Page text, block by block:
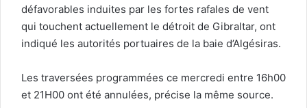
défavorables induites par les fortes rafales de vent
qui touchent actuellement le détroit de Gibraltar, ont
indiqué les autorités portuaires de la baie d’Algésiras.
Les traversées programmées ce mercredi entre 16h00
et 21H00 ont été annulées, précise la même source.